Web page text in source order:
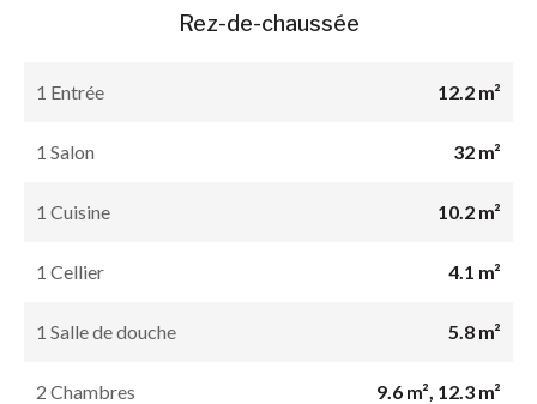
Rez-de-chaussée
1 Entrée 12.2 m²
1 Salon 32 m²
1 Cuisine 10.2 m²
1 Cellier 4.1 m²
1 Salle de douche 5.8 m²
2 Chambres 9.6 m², 12.3 m²